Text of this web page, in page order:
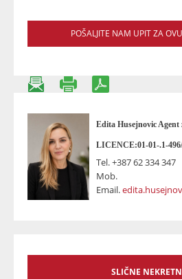
POŠALJITE NAM UPIT ZA
Edita Husejnovic Agent
LICENCE:01-01-.1-
Tel.+387 62 334 347
Mob.
Email.
SLIČNE